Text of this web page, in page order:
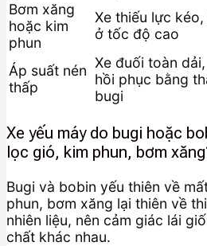
Bơm xăng
hoặc kim
phun
Xe thiếu lực
ở tốc độ cao
Áp suất nén
thấp
Xe đuối toàn
hồi phục bằng
bugi
Xe yếu máy do bugi hoặc
lọc gió, kim phun, bơm
Bugi và bobin yếu thiên về
phun, bơm xăng lại thiên về
nhiên liệu, nên cảm giác lái
chất khác nhau.